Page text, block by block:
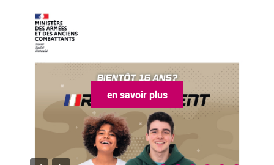
en savoir plus